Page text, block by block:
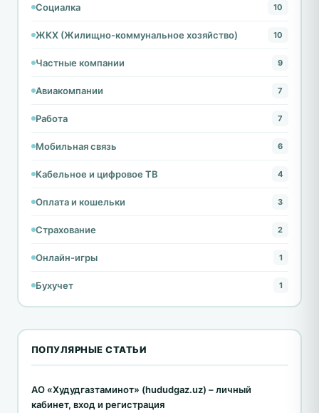
Социалка 10
ЖКХ (Жилищно-коммунальное хозяйство) 10
Частные компании 9
Авиакомпании 7
Работа 7
Мобильная связь 6
Кабельное и цифровое ТВ 4
Оплата и кошельки 3
Страхование 2
Онлайн-игры 1
Бухучет 1
ПОПУЛЯРНЫЕ СТАТЬИ
АО «Худудгазтаминот» (hududgaz.uz) – личный
кабинет, вход и регистрация